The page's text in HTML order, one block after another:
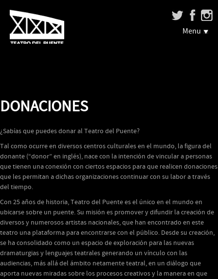
Menu
DONACIONES
¿Sabías que puedes donar al Teatro del Puente?
Tal como ocurre en diversos centros culturales en el mundo, la figura del
donante (“donor” en inglés), nace con la intención de vincular a personas
que tienen una conexión con ciertos espacios para que realicen donaciones
que les permitan a dichas organizaciones continuar con su labor a través
del tiempo.
Con 25 años de historia, Teatro del Puente es el único en el mundo en
ubicarse sobre un puente. Su misión es promover y difundir la creación de
diversos y numerosos artistas nacionales, que han encontrado en este
teatro una plataforma para encontrarse con el público. Desde su creación,
se ha consolidado como un espacio de exploración para las nuevas
dramaturgias y lenguajes teatrales generando un vínculo con las
audiencias, más allá del ámbito netamente teatral, en un diálogo que
aporta nuevas miradas sobre los procesos creativos y la manera en que